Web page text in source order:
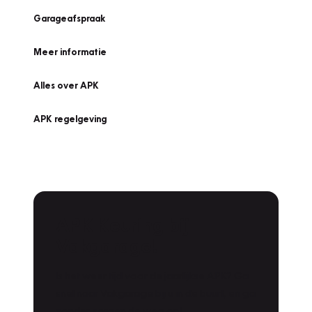
Garageafspraak
Meer informatie
Alles over APK
APK regelgeving